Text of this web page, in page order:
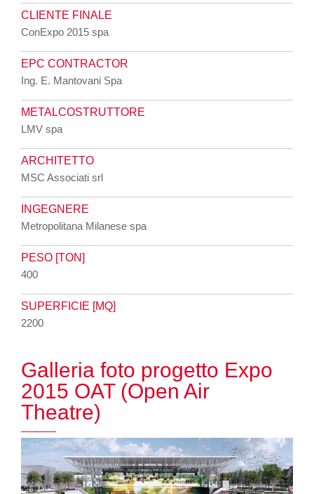
CLIENTE FINALE
ConExpo 2015 spa
EPC CONTRACTOR
Ing. E. Mantovani Spa
METALCOSTRUTTORE
LMV spa
ARCHITETTO
MSC Associati srl
INGEGNERE
Metropolitana Milanese spa
PESO [TON]
400
SUPERFICIE [MQ]
2200
Galleria foto progetto Expo
2015 OAT (Open Air
Theatre)